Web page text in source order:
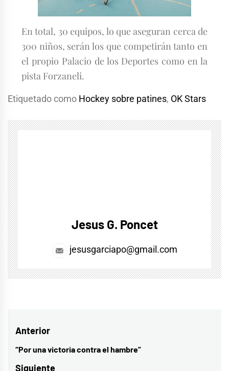
En total, 30 equipos, lo que aseguran cerca de
300 niños, serán los que competirán tanto en
el propio Palacio de los Deportes como en la
pista Forzaneli.
Etiquetado como Hockey sobre patines, OK Stars
Jesus G. Poncet
jesusgarciapo@gmail.com
Navegación
de
Anterior
Entrada
anterior:
“Por una victoria contra el hambre”
Siguiente